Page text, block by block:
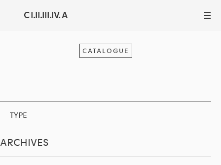
C I.II.III.IV. A III
CATALOGUE
TYPE
ARCHIVES